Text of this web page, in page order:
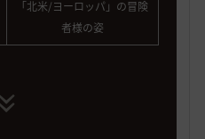
者様の姿